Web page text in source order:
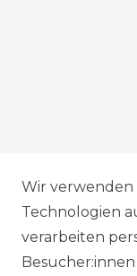
Wir verwenden
Technologien
verarbeiten